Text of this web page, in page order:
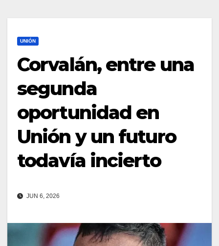
UNIÓN
Corvalán, entre una
segunda
oportunidad en
Unión y un futuro
todavía incierto
JUN 6, 2026